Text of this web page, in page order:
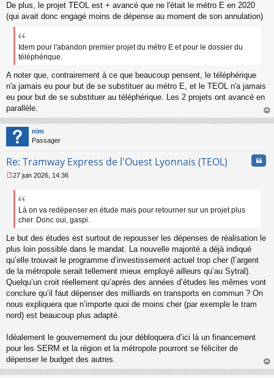
e
s
n
l
u
De plus, le projet TEOL est + avancé que ne l'était le métro E en 2020
(qui avait donc engagé moins de dépense au moment de son annulation)
Idem pour l'abandon premier projet du métro E et pour le dossier du
téléphérique.
A noter que, contrairement à ce que beaucoup pensent, le téléphérique
n'a jamais eu pour but de se substituer au métro E, et le TEOL n'a jamais
eu pour but de se substituer au téléphérique. Les 2 projets ont avancé en
parallèle.
au
nim
Passager
Re: Tramway Express de l'Ouest Lyonnais (TEOL)
e
g
e
n
o
n
l
u
27 juin 2026, 14:36
Là on va redépenser en étude mais pour retourner sur un projet plus
cher. Donc oui, gaspi.
Le but des études est surtout de repousser les dépenses de réalisation le
plus loin possible dans le mandat. La nouvelle majorité a déjà indiqué
qu’elle trouvait le programme d’investissement actuel trop cher (l’argent
de la métropole serait tellement mieux employé ailleurs qu’au Sytral).
Quelqu’un croit réellement qu’après des années d’études les mêmes vont
conclure qu’il faut dépenser des milliards en transports en commun ? On
nous expliquera que n’importe quoi de moins cher (par exemple le tram
nord) est beaucoup plus adapté.
Idéalement le gouvernement du jour débloquera d’ici là un financement
pour les SERM et la région et la métropole pourront se féliciter de
dépenser le budget des autres.
au